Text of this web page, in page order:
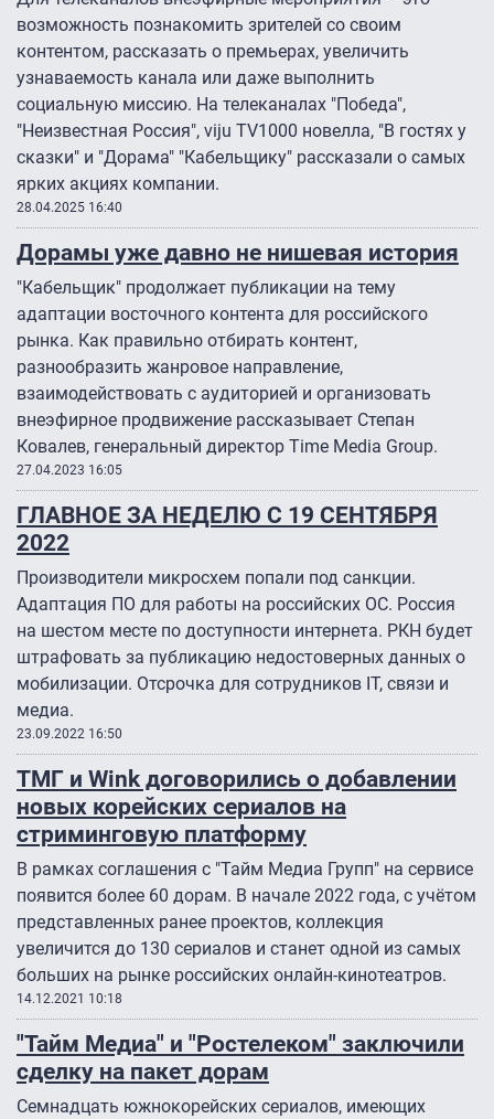
возможность познакомить зрителей со своим
контентом, рассказать о премьерах, увеличить
узнаваемость канала или даже выполнить
социальную миссию. На телеканалах "Победа",
"Неизвестная Россия", viju TV1000 новелла, "В гостях у
сказки" и "Дорама" "Кабельщику" рассказали о самых
ярких акциях компании.
28.04.2025 16:40
Дорамы уже давно не нишевая история
"Кабельщик" продолжает публикации на тему
адаптации восточного контента для российского
рынка. Как правильно отбирать контент,
разнообразить жанровое направление,
взаимодействовать с аудиторией и организовать
внеэфирное продвижение рассказывает Степан
Ковалев, генеральный директор Time Media Group.
27.04.2023 16:05
ГЛАВНОЕ ЗА НЕДЕЛЮ С 19 СЕНТЯБРЯ
2022
Производители микросхем попали под санкции.
Адаптация ПО для работы на российских ОС. Россия
на шестом месте по доступности интернета. РКН будет
штрафовать за публикацию недостоверных данных о
мобилизации. Отсрочка для сотрудников IT, связи и
медиа.
23.09.2022 16:50
ТМГ и Wink договорились о добавлении
новых корейских сериалов на
стриминговую платформу
В рамках соглашения с "Тайм Медиа Групп" на сервисе
появится более 60 дорам. В начале 2022 года, с учётом
представленных ранее проектов, коллекция
увеличится до 130 сериалов и станет одной из самых
больших на рынке российских онлайн-кинотеатров.
14.12.2021 10:18
"Тайм Медиа" и "Ростелеком" заключили
сделку на пакет дорам
Семнадцать южнокорейских сериалов, имеющих